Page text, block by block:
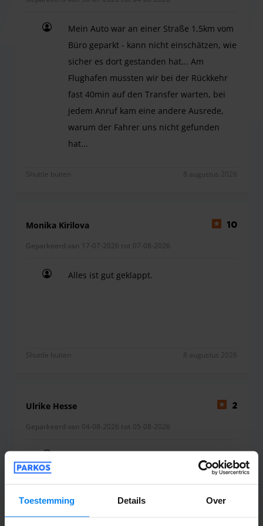
Toestemming Details Over
Toeslag van € 30: voor extra lange voertuigen (bijv.
Bij vertragingen van meer dan 30 minuten worden extra
kosten van € 15 in rekening gebracht.
Mein Auto war an einer Straße 1,5km vom
Büro geparkt - kann nicht einschätzen, wie
sicher es dort gestanden hat... Am
Flughafen mussten wir bei der Rückkehr
fast 40min auf den Transfer warten, bei
jedem Anruf kam eine andere Ausrede,
warum der Fahrer uns nicht gefunden
hat...
Shuttle buiten 8 augustus 2026
Monika Kirilova 10
Geparkeerd van 17-07-2026 tot 07-08-2026
Alles ist gut geklappt.
Shuttle buiten 8 augustus 2026
Ulrike Hesse 2
Geparkeerd van 04-08-2026 tot 05-08-2026
Stunde auf den Shuttle gewartet, der
angezeigter 7 Minuten benötigte, so dass